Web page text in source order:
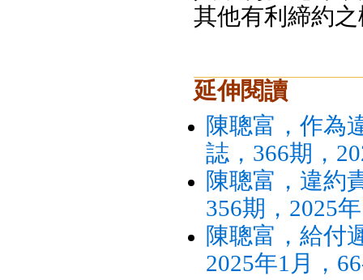
其他有利締約
延伸閱讀
陳聰富，作為
誌，366期，
陳聰富，違約
356期，2025
陳聰富，給付
2025年1月，